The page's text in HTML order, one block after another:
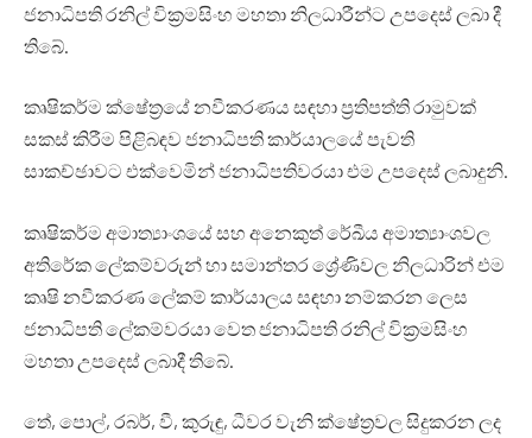
ජනාධිපති රනිල් වික්‍රමසිංහ මහතා නිලධාරීන්ට උපදෙස් ලබා දී
තිබේ.
කෘෂිකර්ම ක්ෂේත්‍රයේ නවීකරණය සඳහා ප්‍රතිපත්ති රාමුවක්
සකස් කිරීම පිළිබඳව ජනාධිපති කාර්යාලයේ පැවති
සාකච්ඡාවට එක්වෙමින් ජනාධිපතිවරයා එම උපදෙස් ලබාදුනි.
කෘෂිකර්ම අමාත්‍යාංශයේ සහ අනෙකුත් රේඛීය අමාත්‍යාංශවල
අතිරේක ලේකම්වරුන් හා සමාන්තර ශ්‍රේණිවල නිලධාරින් එම
කෘෂි නවීකරණ ලේකම් කාර්යාලය සඳහා නම්කරන ලෙස
ජනාධිපති ලේකම්වරයා වෙත ජනාධිපති රනිල් වික්‍රමසිංහ
මහතා උපදෙස් ලබාදී තිබේ.
තේ, පොල්, රබර්, වී, කුරුඳු, ධීවර වැනි ක්ෂේත්‍රවල සිදුකරන ලද